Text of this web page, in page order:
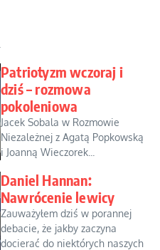
Patriotyzm wczoraj i
dziś – rozmowa
pokoleniowa
Jacek Sobala w Rozmowie
Niezależnej z Agatą Popkowską
i Joanną Wieczorek...
Daniel Hannan:
Nawrócenie lewicy
Zauważyłem dziś w porannej
debacie, że jakby zaczyna
docierać do niektórych naszych